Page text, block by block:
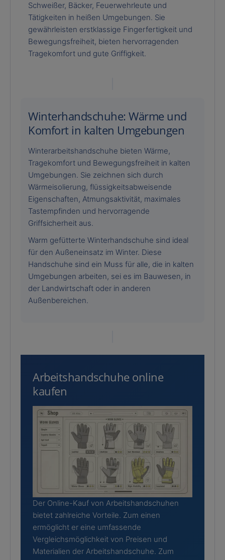
Schweißer, Bäcker, Feuerwehrleute und
Tätigkeiten in heißen Umgebungen. Sie
gewährleisten erstklassige Fingerfertigkeit und
Bewegungsfreiheit, bieten hervorragenden
Tragekomfort und gute Griffigkeit.
Winterhandschuhe: Wärme und
Komfort in kalten Umgebungen
Winterarbeitshandschuhe bieten Wärme,
Tragekomfort und Bewegungsfreiheit in kalten
Umgebungen. Sie zeichnen sich durch
Wärmeisolierung, flüssigkeitsabweisende
Eigenschaften, Atmungsaktivität, maximales
Tastempfinden und hervorragende
Griffsicherheit aus.
Warm gefütterte Winterhandschuhe sind ideal
für den Außeneinsatz im Winter. Diese
Handschuhe sind ein Muss für alle, die in kalten
Umgebungen arbeiten, sei es im Bauwesen, in
der Landwirtschaft oder in anderen
Außenbereichen.
Arbeitshandschuhe online
kaufen
Der Online-Kauf von Arbeitshandschuhen
bietet zahlreiche Vorteile. Zum einen
ermöglicht er eine umfassende
Vergleichsmöglichkeit von Preisen und
Materialien der Arbeitshandschuhe. Zum